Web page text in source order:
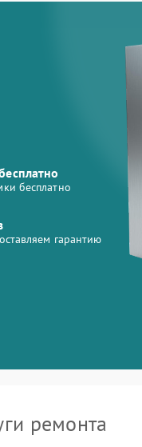
бесплатно
гарантию
ремонта